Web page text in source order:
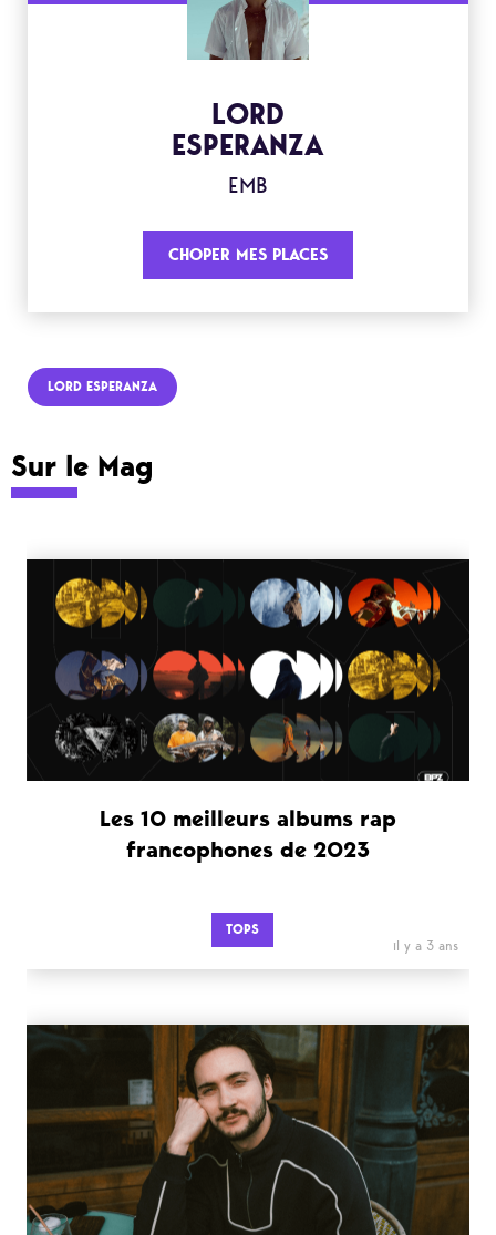
LORD
ESPERANZA
EMB
CHOPER MES PLACES
LORD ESPERANZA
Sur le Mag
Les 10 meilleurs albums rap
francophones de 2023
TOPS
il y a 3 ans